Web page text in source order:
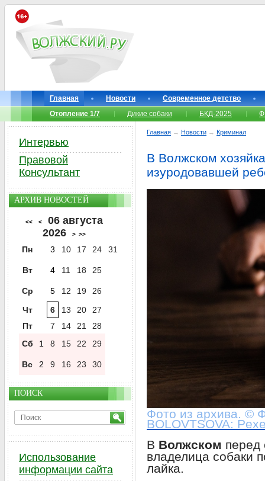
Главная Новости
Современное детство
Отопление 1/7
Дикие собаки БКД-2025
Главная → Новости → Криминал
В Волжском
изуродовавшей
Фото из архива. ©
BOLOVTSOVA:
В Волжском перед
владелица собаки
лайка.
Интервью
Правовой
Консультант
АРХИВ НОВОСТЕЙ
<< <
06 августа
2026
> >>
Пн 3 10 17 24 31
Вт 4 11 18 25
Ср 5 12 19
26
Чт
6 13 20
27
Пт
7 14 21
28
Сб
1 8 15 22 29
Вс 2 9 16 23 30
ПОИСК
Использование
информации сайта